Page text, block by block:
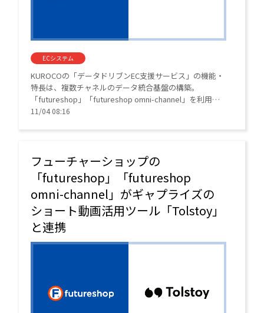
ECシステム
KUROCOの「データドリブンEC支援サービス」の機能・
特長は、複数チャネルのデータ統合基盤の構築。
「futureshop」「futureshop omni-channel」を利用中
のEC事業者は「データドリブンEC支援サービス」を活用
る。
11/04 08:16
フューチャーショップの
「futureshop」「futureshop
omni-channel」がギャプライズの
ショート動画活用ツール「Tolstoy」
と連携